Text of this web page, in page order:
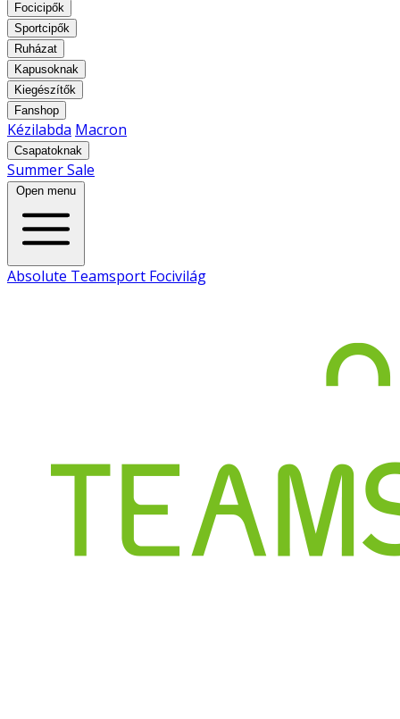
Focicipők
Sportcipők
Ruházat
Kapusoknak
Kiegészítők
Fanshop
Kézilabda Macron
Csapatoknak
Summer Sale
Open menu
Absolute Teamsport Focivilág